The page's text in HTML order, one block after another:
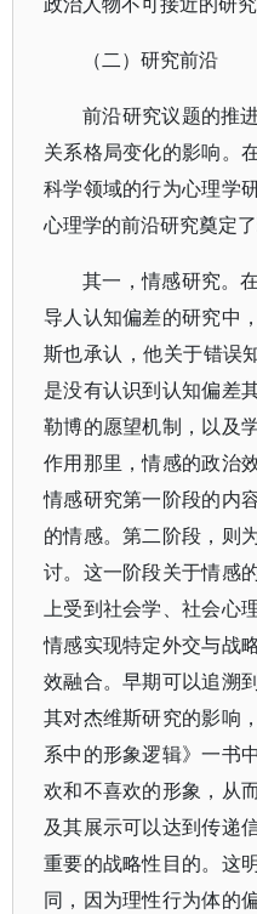
（二）研究前沿
前沿研究议题的推
关系格局变化的影响。
科学领域的行为心理学
心理学的前沿研究奠定
其一，情感研究。
导人认知偏差的研究中
斯也承认，他关于错误
是没有认识到认知偏差
勒博的愿望机制，以及
作用那里，情感的政治
情感研究第一阶段的内
的情感。第二阶段，则
讨。这一阶段关于情感
上受到社会学、社会心
情感实现特定外交与战
效融合。早期可以追溯
其对杰维斯研究的影响
系中的形象逻辑》一书
欢和不喜欢的形象，从
及其展示可以达到传递
重要的战略性目的。这
同，因为理性行为体的